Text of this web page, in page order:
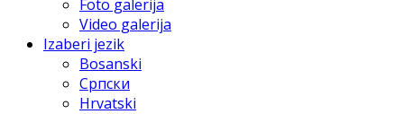
Foto galerija
Video galerija
Izaberi jezik
Bosanski
Српски
Hrvatski